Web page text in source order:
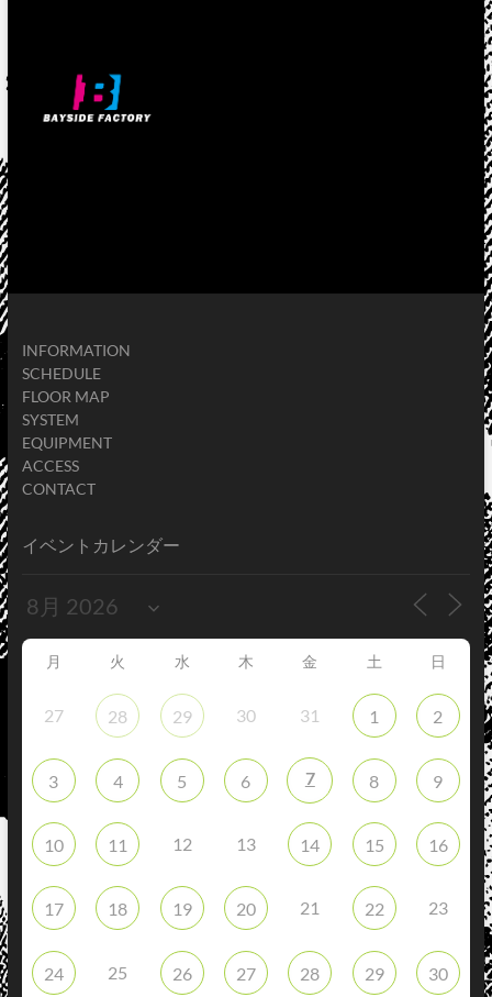
INFORMATION
SCHEDULE
FLOOR MAP
SYSTEM
EQUIPMENT
ACCESS
CONTACT
イベントカレンダー
月 火 水 木 金 土 日
27 28 29 30 31 1 2
3 4 5 6 7 8 9
10 11 12 13 14 15 16
17 18 19 20 21 22 23
24 25 26 27 28 29 30